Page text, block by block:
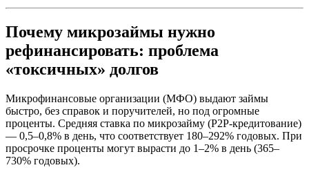
Почему микрозаймы нужно
рефинансировать: проблема
«токсичных» долгов
Микрофинансовые организации (МФО) выдают займы
быстро, без справок и поручителей, но под огромные
проценты. Средняя ставка по микрозайму (P2P-кредитование)
— 0,5–0,8% в день, что соответствует 180–292% годовых. При
просрочке проценты могут вырасти до 1–2% в день (365–
730% годовых).